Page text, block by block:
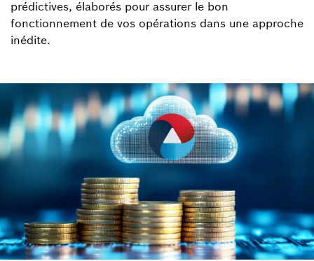
prédictives, élaborés pour assurer le bon
fonctionnement de vos opérations dans une approche
inédite.